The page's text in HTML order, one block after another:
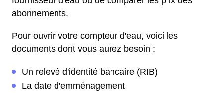
abonnements.
Pour ouvrir votre compteur d'eau, voici les
documents dont vous aurez besoin :
Un relevé d'identité bancaire (RIB)
La date d'emménagement